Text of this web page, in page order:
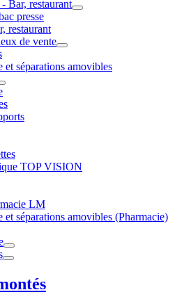
Bar, restaurant
presse
restaurant
de vente
et séparations amovibles
TOP VISION
LM
et séparations amovibles (Pharmacie)